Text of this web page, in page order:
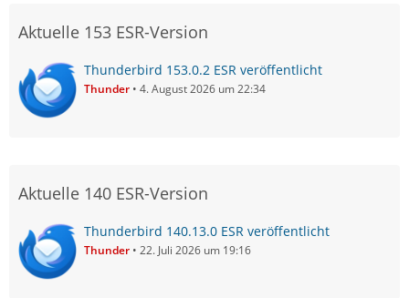
Aktuelle 153 ESR-Version
Thunderbird 153.0.2 ESR veröffentlicht
Thunder 4. August 2026 um 22:34
Aktuelle 140 ESR-Version
Thunderbird 140.13.0 ESR veröffentlicht
Thunder 22. Juli 2026 um 19:16